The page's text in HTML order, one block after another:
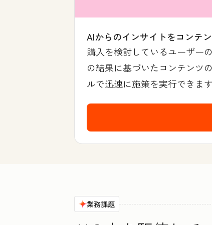
AIからのインサイトをコンテ
購入を検討しているユーザー
の結果に基づいたコンテンツ
ルで迅速に施策を実行できます
業務課題